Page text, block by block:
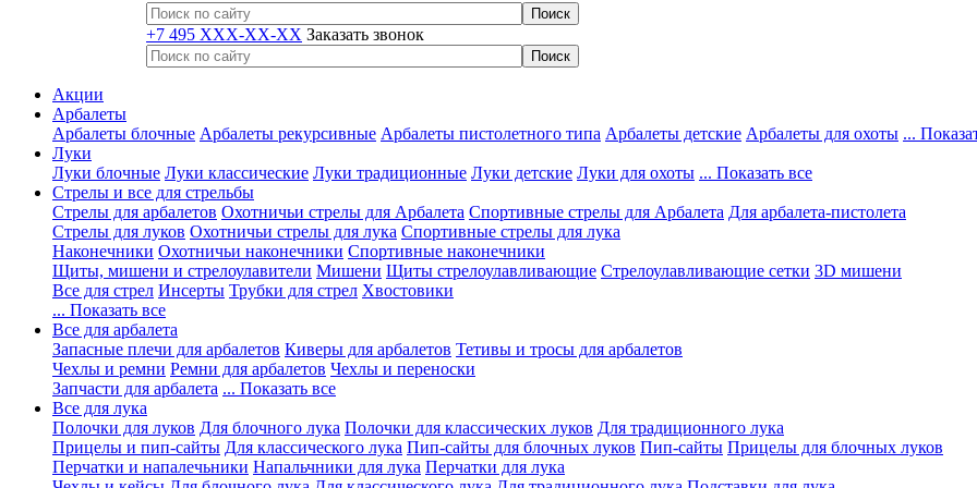
+7 495 XXX-XX-XX Заказать звонок
Акции
Арбалеты
Арбалеты блочные Арбалеты рекурсивные Арбалеты пистолетного типа Арбалеты детские Арбалеты для охоты ...
Луки
Луки блочные Луки классические Луки традиционные Луки детские Луки для охоты ... Показать все
Стрелы и все для стрельбы
Стрелы для арбалетов Охотничьи стрелы для Арбалета Спортивные стрелы для Арбалета Для арбалета-пистолета
Стрелы для луков Охотничьи стрелы для лука Спортивные стрелы для лука
Наконечники Охотничьи наконечники Спортивные наконечники
Щиты, мишени и стрелоулавители Мишени Щиты стрелоулавливающие Стрелоулавливающие сетки 3D мишени
Все для стрел Инсерты Трубки для стрел Хвостовики
... Показать все
Все для арбалета
Запасные плечи для арбалетов Киверы для арбалетов Тетивы и тросы для арбалетов
Чехлы и ремни Ремни для арбалетов Чехлы и переноски
Запчасти для арбалета ... Показать все
Все для лука
Полочки для луков Для блочного лука Полочки для классических луков Для традиционного лука
Прицелы и пип-сайты Для классического лука Пип-сайты для блочных луков Пип-сайты Прицелы для блочных луков
Перчатки и напалечьники Напальчники для лука Перчатки для лука